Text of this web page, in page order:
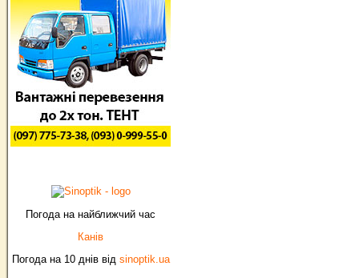
Погода на найближчий час
Канів
Погода на 10 днів від sinoptik.ua